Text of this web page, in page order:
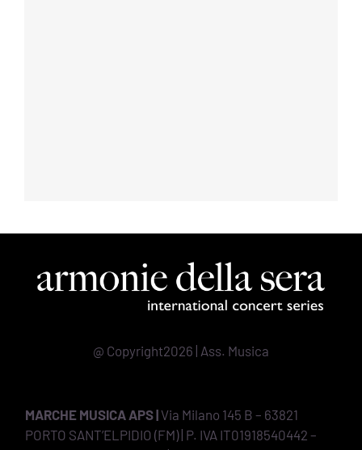
@ Copyright2026 | Ass. Musica
MARCHE MUSICA APS |Via Milano 145 B – 63821
PORTO SANT’ELPIDIO (FM) | P. IVA IT01918540442 –